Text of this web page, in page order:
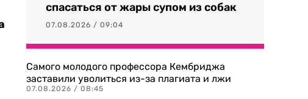
спасаться от жары супом из собак
07.08.2026 / 09:04
Самого молодого профессора Кембриджа
заставили уволиться из-за плагиата и лжи
07.08.2026 / 08:45